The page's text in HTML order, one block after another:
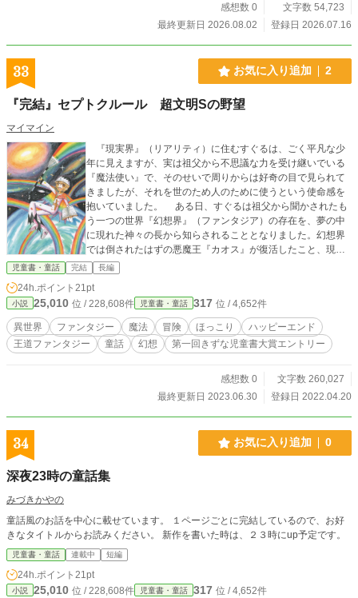
感想数 0
文字数 54,723
最終更新日 2026.08.02
登録日 2026.07.16
33 お気に入り追加 2
『完結』セプトクルール 超文明Sの野望
マイマイン
『現実界』（リアリティ）に住むすぐるは、ごく平凡な少
年に見えますが、実は祖父から不思議な力を受け継いでいる
『魔法使い』で、そのせいで周りからは好奇の目で見られて
きましたが、それを世のため人のために使うという使命感を
抱いていました。 ある日、すぐるは祖父から聞かされたも
う一つの世界『幻想界』（ファンタジア）の存在を、夢の中
に現れた神々の長から知らされることとなりました。幻想界
では倒されたはずの悪魔王『カオス』が復活したこと、現実
界と幻想界は表裏一体で、片方の世界が悪くなると、もう片
方の世界にも悪影響があること、父のとしおが両方の世界を
救うべく、幻想界に旅立ったことなどを聞いたのです。そこ
ですぐるは祖父から受け継いだ杖を手に、幻想界へと旅立っ
ていきました。
児童書・童話 完結 長編
24h.ポイント 21pt
小説 25,010 位 / 228,608件 児童書・童話 317 位 / 4,652件
異世界 ファンタジー 魔法 冒険 ほっこり
ハッピーエンド
王道ファンタジー
童話 幻想 第一回きずな児童書大賞エントリー
感想数 0
文字数 260,027
最終更新日 2023.06.30
登録日 2022.04.20
34 お気に入り追加 0
深夜23時の童話集
みづきかやの
童話風のお話を中心に載せています。 １ページごとに完結しているので、お好
きなタイトルからお読みください。 新作を書いた時は、２３時にup予定です。
児童書・童話 連載中 短編
24h.ポイント 21pt
小説 25,010 位 / 228,608件 児童書・童話 317 位 / 4,652件